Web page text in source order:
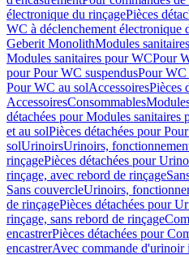
électronique du rinçagePièces
WC à déclenchement électronique
Geberit MonolithModules
Modules sanitaires pour WCPour
pour Pour WC suspendusPour WC
Pour WC au solAccessoiresPièces
AccessoiresConsommables
détachées pour Modules sanitaires
et au solPièces détachées pour
solUrinoirsUrinoirs,
rinçagePièces détachées pour
rinçage, avec rebord de rinçage
Sans couvercleUrinoirs,
de rinçagePièces détachées pour
rinçage, sans rebord de rinçage
encastrerPièces détachées pour
encastrerAvec commande d'urinoir